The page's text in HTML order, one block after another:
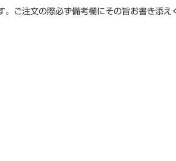
。ご注文の際必ず備考欄にその旨お書き添え